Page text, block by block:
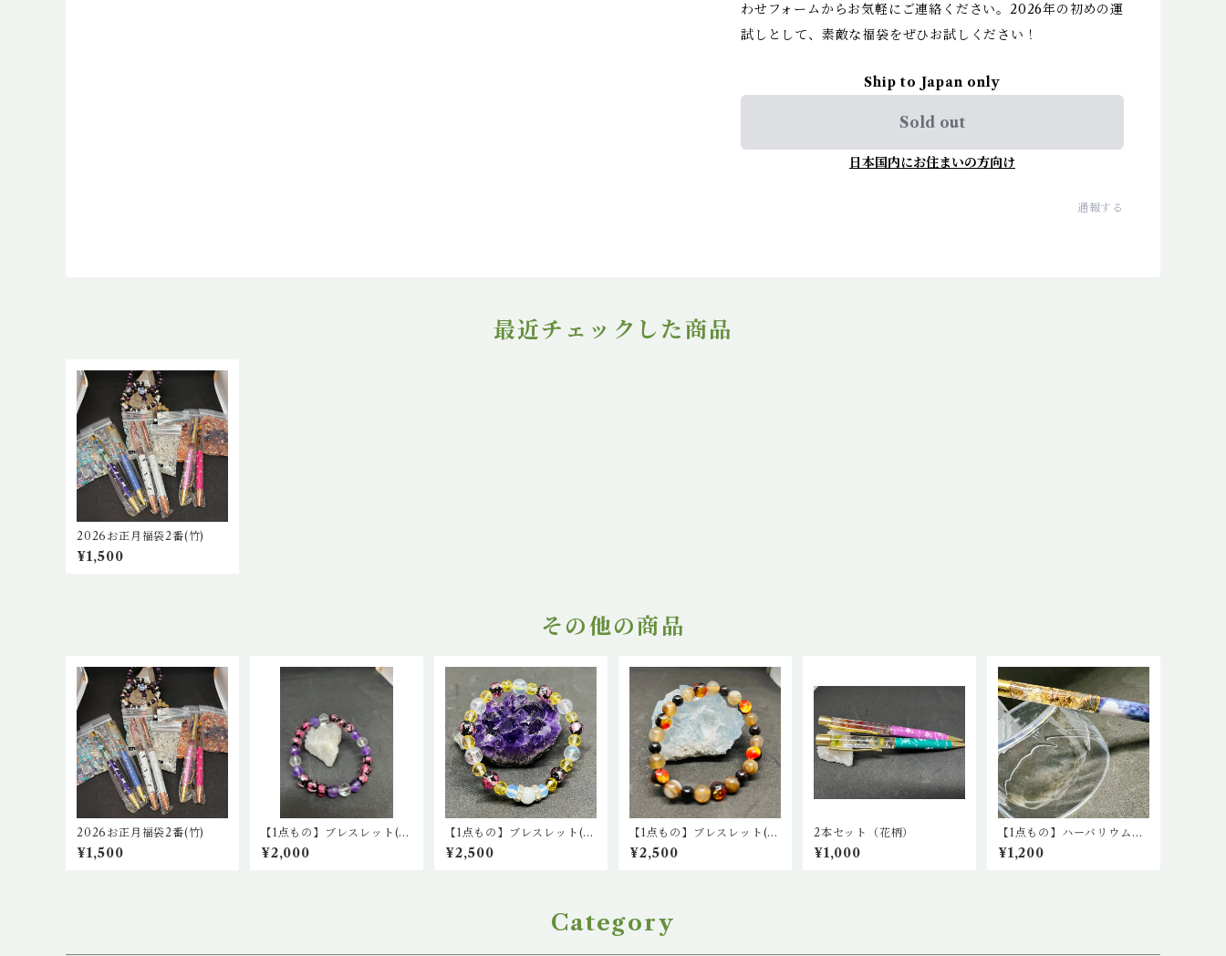
わせフォームからお気軽にご連絡ください。2026年の初めの運
試しとして、素敵な福袋をぜひお試しください！
Ship to Japan only
Sold out
日本国内にお住まいの方向け
通報する
最近チェックした商品
2026お正月福袋2番(竹)
¥1,500
その他の商品
2026お正月福袋2番(竹)
¥1,500
【1点もの】ブレスレット(琉
球蛍石レッド、カットアメジ
スト、水晶)
¥2,000
【1点もの】ブレスレット(ホ
ワイトオニキス、ブルーム
ーンストーン、カットシトリ
¥2,500
【1点もの】ブレスレット(オ
ニキス・サードオニキス・
蛍石)
¥2,500
2本セット（花柄）
¥1,000
【1点もの】ハーバリウムボ
ールペン(青)
¥1,200
Category